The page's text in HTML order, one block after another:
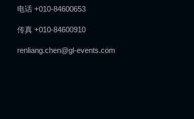
电话 +010-84600653
传真 +010-84600910
renliang.chen@gl-events.com